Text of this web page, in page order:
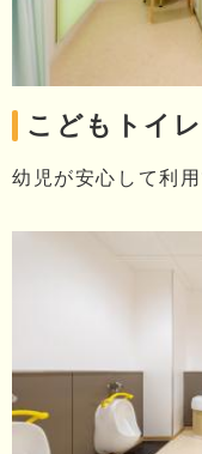
こどもトイ
幼児が安心して利